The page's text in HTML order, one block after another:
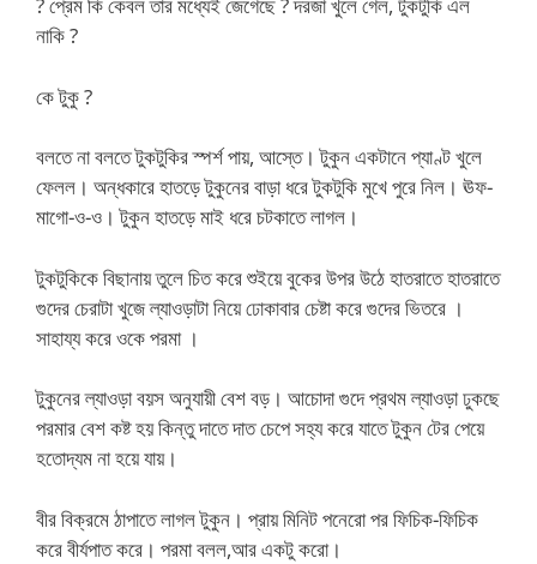
নাকি ?
কে টুকু ?
বলতে না বলতে টুকটুকির স্পর্শ পায়, আস্তে। টুকুন একটানে প্যাণ্ট খুলে
ফেলল। অন্ধকারে হাতড়ে টুকুনের বাড়া ধরে টুকটুকি মুখে পুরে নিল। ঊফ-
মাগো-ও-ও। টুকুন হাতড়ে মাই ধরে চটকাতে লাগল।
টুকটুকিকে বিছানায় তুলে চিত করে শুইয়ে বুকের উপর উঠে হাতরাতে হাতরাতে
গুদের চেরাটা খুজে ল্যাওড়াটা নিয়ে ঢোকাবার চেষ্টা করে গুদের ভিতরে ।
সাহায্য করে ওকে পরমা ।
টুকুনের ল্যাওড়া বয়স অনুযায়ী বেশ বড়। আচোদা গুদে প্রথম ল্যাওড়া ঢুকছে
পরমার বেশ কষ্ট হয় কিন্তু দাতে দাত চেপে সহ্য করে যাতে টুকুন টের পেয়ে
হতোদ্যম না হয়ে যায়।
বীর বিক্রমে ঠাপাতে লাগল টুকুন। প্রায় মিনিট পনেরো পর ফিচিক-ফিচিক
করে বীর্যপাত করে। পরমা বলল,আর একটু করো।